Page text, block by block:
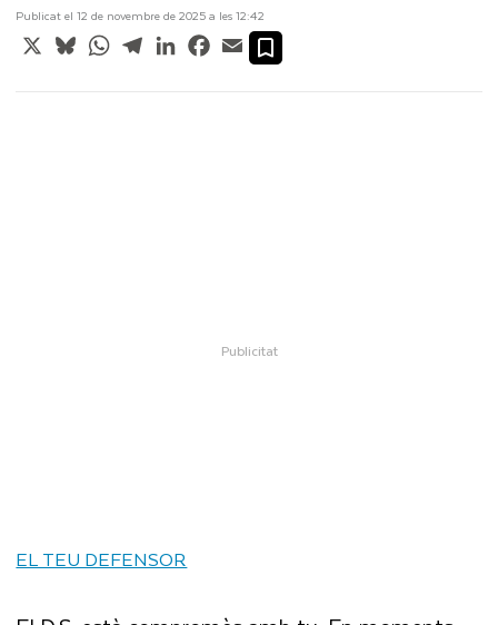
Publicat el 12 de novembre de 2025 a les 12:42
X BlueskyWhatsApp
TelegramLinkedInFacebook
Email
EL TEU DEFENSOR